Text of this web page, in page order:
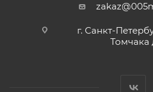
г. Санкт-
Томчака